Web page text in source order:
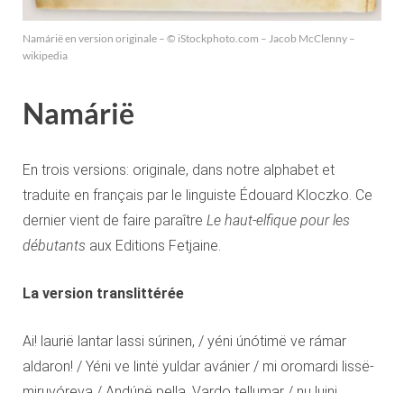
Namárië en version originale – © iStockphoto.com – Jacob McClenny –
wikipedia
Namárië
En trois versions: originale, dans notre alphabet et
traduite en français par le linguiste Édouard Kloczko. Ce
dernier vient de faire paraître Le haut-elfique pour les
débutants aux Editions Fetjaine.
La version translittérée
Ai! laurië lantar lassi súrinen, / yéni únótimë ve rámar
aldaron! / Yéni ve lintë yuldar avánier / mi oromardi lissë-